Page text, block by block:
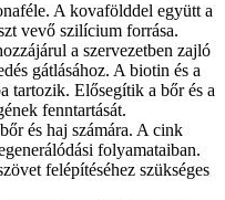
A kovafölddel együtt a
vevő szilícium forrása.
a szervezetben zajló
gátlásához. A biotin és a
tartozik. Elősegítik a bőr és a
fenntartását.
és haj számára. A cink
folyamataiban.
felépítéséhez szükséges